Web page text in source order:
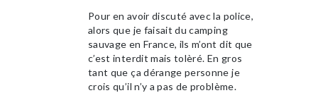
Pour en avoir discuté avec la police,
alors que je faisait du camping
sauvage en France, ils m’ont dit que
c’est interdit mais tolèré. En gros
tant que ça dérange personne je
crois qu’il n’y a pas de problème.